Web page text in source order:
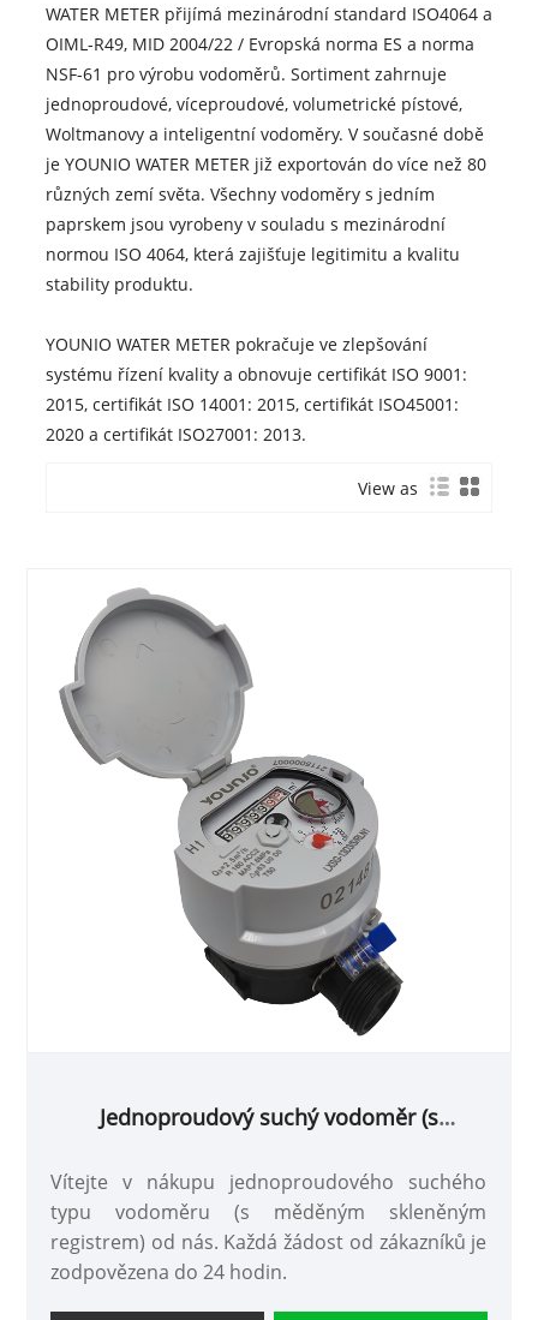
WATER METER přijímá mezinárodní standard ISO4064 a
OIML-R49, MID 2004/22 / Evropská norma ES a norma
NSF-61 pro výrobu vodoměrů. Sortiment zahrnuje
jednoproudové, víceproudové, volumetrické pístové,
Woltmanovy a inteligentní vodoměry. V současné době
je YOUNIO WATER METER již exportován do více než 80
různých zemí světa. Všechny vodoměry s jedním
paprskem jsou vyrobeny v souladu s mezinárodní
normou ISO 4064, která zajišťuje legitimitu a kvalitu
stability produktu.
YOUNIO WATER METER pokračuje ve zlepšování
systému řízení kvality a obnovuje certifikát ISO 9001:
2015, certifikát ISO 14001: 2015, certifikát ISO45001:
2020 a certifikát ISO27001: 2013.
View as
Jednoproudový suchý vodoměr (s
Vítejte v nákupu jednoproudového suchého
typu vodoměru (s měděným skleněným
registrem) od nás. Každá žádost od zákazníků je
zodpovězena do 24 hodin.